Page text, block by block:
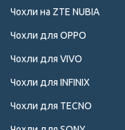
Чохли на ZTE NUBIA
Чохли для OPPO
Чохли для VIVO
Чохли для INFINIX
Чохли для TECNO